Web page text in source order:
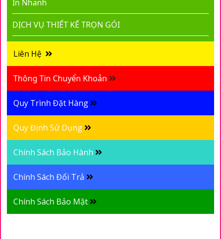
In Nhanh
DỊCH VỤ THIẾT KẾ TRỌN GÓI
Liên Hệ
Thông Tin Chuyển Khoản
Quy Trình Đặt Hàng
Quy Định Sử Dụng
Chính Sách Bảo Hành
Chính Sách Đổi Trả
Chính Sách Bảo Mật